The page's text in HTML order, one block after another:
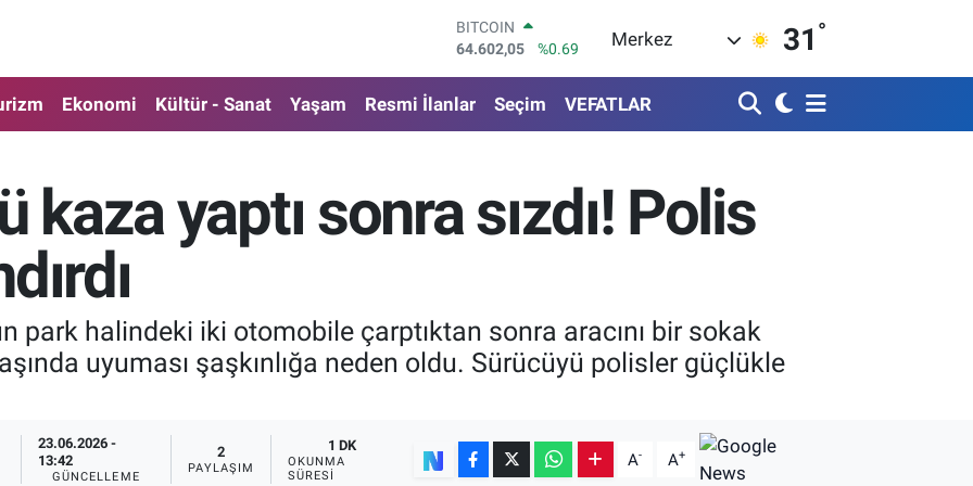
DOLAR
47,5986
%0.06
55,0700
%0.1
STERLİN
64,2438
%0.21
BİST100
13.768
%48
Merkez 31 °
Ekonomi Kültür - Sanat Yaşam Resmi İlanlar Seçim VEFATLAR
yaptı sonra sızdı! Polis
park halindeki iki otomobile çarptıktan sonra aracını bir sokak
uyuması şaşkınlığa neden oldu. Sürücüyü polisler güçlükle
23.06.2026 -
13:42
GÜNCELLEME
2
PAYLAŞIM
1 DK
OKUNMA
SÜRESI
A- A+